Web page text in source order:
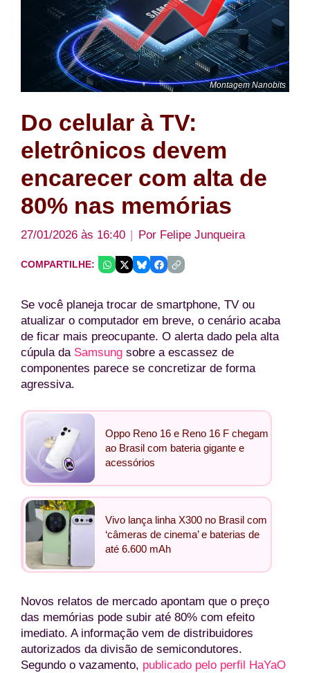
Montagem Nanobits
Do celular à TV:
eletrônicos devem
encarecer com alta de
80% nas memórias
27/01/2026 às 16:40 Por Felipe Junqueira
COMPARTILHE:
Se você planeja trocar de smartphone, TV ou
atualizar o computador em breve, o cenário acaba
de ficar mais preocupante. O alerta dado pela alta
cúpula da Samsung sobre a escassez de
componentes parece se concretizar de forma
agressiva.
Oppo Reno 16 e Reno 16 F chegam
ao Brasil com bateria gigante e
acessórios
Vivo lança linha X300 no Brasil com
‘câmeras de cinema’ e baterias de
até 6.600 mAh
Novos relatos de mercado apontam que o preço
das memórias pode subir até 80% com efeito
imediato. A informação vem de distribuidores
autorizados da divisão de semicondutores.
Segundo o vazamento, publicado pelo perfil HaYaO